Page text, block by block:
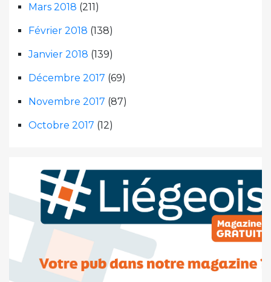
Mars 2018 (211)
Février 2018 (138)
Janvier 2018 (139)
Décembre 2017 (69)
Novembre 2017 (87)
Octobre 2017 (12)